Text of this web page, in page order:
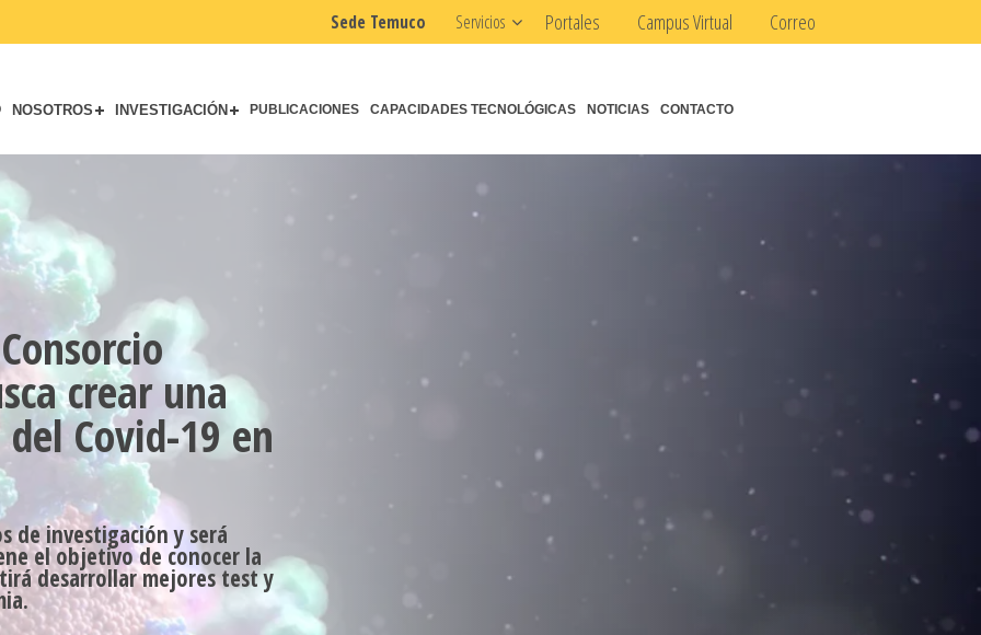
Sede Temuco Servicios Portales Campus Virtual Correo
NOSOTROS INVESTIGACIÓN PUBLICACIONES CAPACIDADES TECNOLÓGICAS NOTICIAS CONTACTO
crear una
Covid-19 en
de investigación y será
el objetivo de conocer la
desarrollar mejores test y